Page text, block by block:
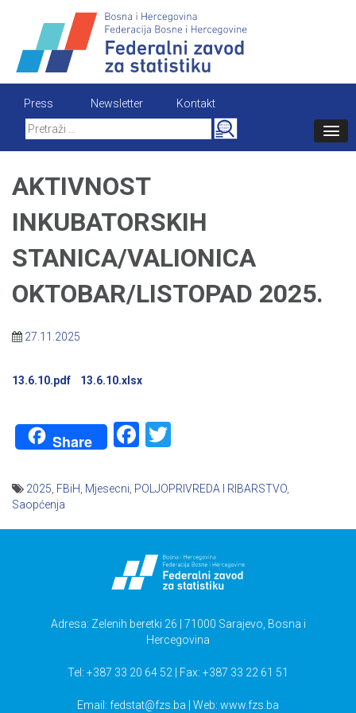
content
Press Newsletter
Kontakt
Search
for:
AKTIVNOST
INKUBATORSKIH
STANICA/VALIONICA
OKTOBAR/LISTOPAD 2025.
27.11.2025
13.6.10.pdf 13.6.10.xlsx
Share Facebook
2025 FBiH Mjesecni POLJOPRIVREDA I RIBARSTVO
Saopćenja
Adresa: Zelenih beretki 26 | 71000 Sarajevo, Bosna i
Hercegovina
Tel: +387 33 20 64 52 | Fax: +387 33 22 61 51
Email: fedstat@fzs.ba | Web: www.fzs.ba